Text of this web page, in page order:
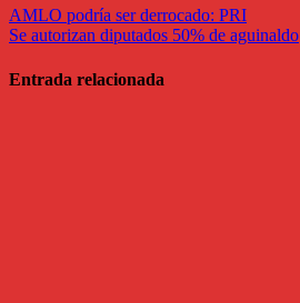
AMLO podría ser derrocado: PRI
Se autorizan diputados 50% de aguinaldo
Entrada relacionada